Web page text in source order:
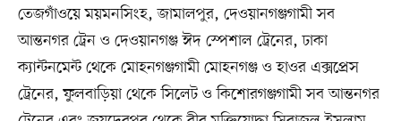
তেজগাঁওয়ে ময়মনসিংহ, জামালপুর, দেওয়ানগঞ্জগামী সব
আন্তনগর ট্রেন ও দেওয়ানগঞ্জ ঈদ স্পেশাল ট্রেনের, ঢাকা
ক্যান্টনমেন্ট থেকে মোহনগঞ্জগামী মোহনগঞ্জ ও হাওর এক্সপ্রেস
ট্রেনের, ফুলবাড়িয়া থেকে সিলেট ও কিশোরগঞ্জগামী সব আন্তনগর